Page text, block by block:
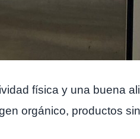
física y una buena
orgánico, productos